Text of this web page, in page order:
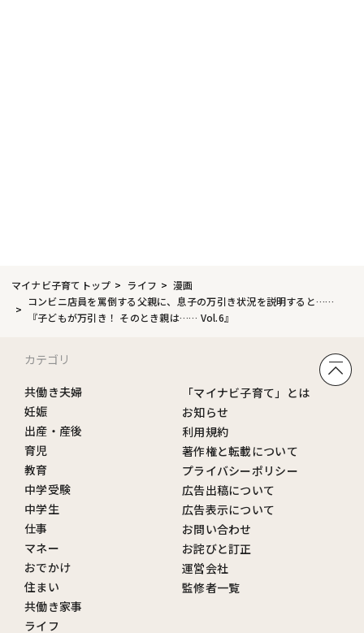
マイナビ子育てトップ ライフ
漫画
コンビニ店員を罵倒する父親に、息子の万引き状況を説明すると……
『子どもが万引き！ そのとき親は…… Vol.6』
カテゴリ
共働き夫婦
妊娠
出産・産後
育児
教育
中学受験
中学生
仕事
マネー
おでかけ
住まい
共働き家事
ライフ
「マイナビ子育て」とは
お知らせ
利用規約
著作権と転載について
プライバシーポリシー
広告出稿について
広告表示について
お問い合わせ
お詫びと訂正
運営会社
監修者一覧